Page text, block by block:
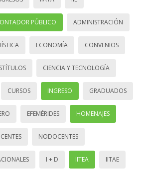
PÚBLICO ADMINISTRACIÓN
ECONOMÍA CONVENIOS
CIENCIA Y TECNOLOGÍA
CURSOS INGRESO GRADUADOS
EFEMÉRIDES HOMENAJES
NODOCENTES
I + D IITEA IITAE